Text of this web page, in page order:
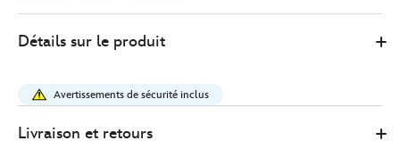
14
43.00
tete-
Détails sur le produit
Avertissements de sécurité inclus
Livraison et retours